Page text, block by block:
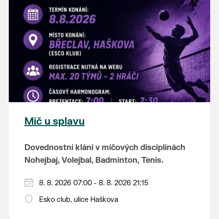
K tanci a poslechu bude hrát DH
Lanžhotčané.
Těšíme se na Vás!
Míč u splavu
Dovednostní klání v míčových disciplínách
Nohejbaj, Volejbal, Badminton, Tenis.
Zúčastnit se může max. 20 dvojčlenných
týmů - každý tým si zahraje min. 4 západy od
8. 8. 2026 07:00 - 8. 8. 2026 21:15
Esko club, ulice Haškova